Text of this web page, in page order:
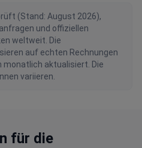
(Stand: August 2026),
und offiziellen
weltweit. Die
auf echten Rechnungen
monatlich aktualisiert. Die
variieren.
für die